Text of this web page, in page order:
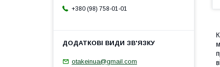
+380 (98) 758-01-01
otakeinua@gmail.com